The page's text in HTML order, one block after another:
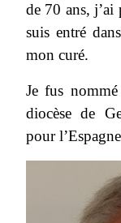
de 70 ans, j’ai
suis entré
mon curé.
Je fus
diocèse de
pour